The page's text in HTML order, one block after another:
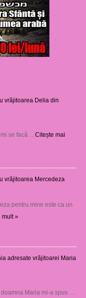
vrăjitoarea Delia din
se facă … Citește mai
vrăjitoarea Mercedeza
pentru mine este ca un
mult »
adresate vrăjitoarei Maria
Maria mi-a spus …